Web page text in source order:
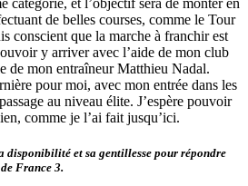
catégorie, et l’objectif sera de monter en
de belles courses, comme le Tour
conscient que la marche à franchir est
y arriver avec l’aide de mon club
de mon entraîneur Matthieu Nadal.
pour moi, avec mon entrée dans les
au niveau élite. J’espère pouvoir
comme je l’ai fait jusqu’ici.
disponibilité et sa gentillesse pour répondre
France 3.